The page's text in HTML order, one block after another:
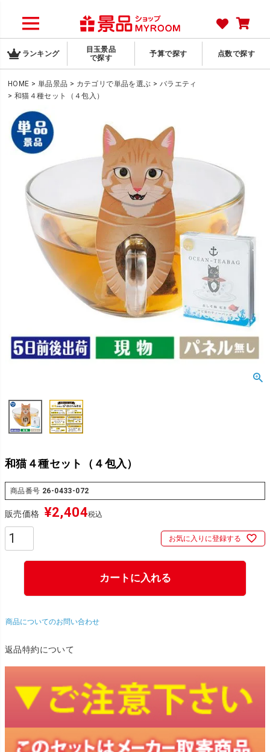
ランキング
目玉景品
で探す
予算で探す 点数で探す
HOME 単品景品 カテゴリで単品を選ぶ
バラエティ
和猫４種セット（４包入）
和猫４種セット（４包入）
商品番号 26-0433-072
販売価格 ¥2,404税込
お気に入りに登録する
カートに入れる
商品についてのお問い合わせ
返品特約について